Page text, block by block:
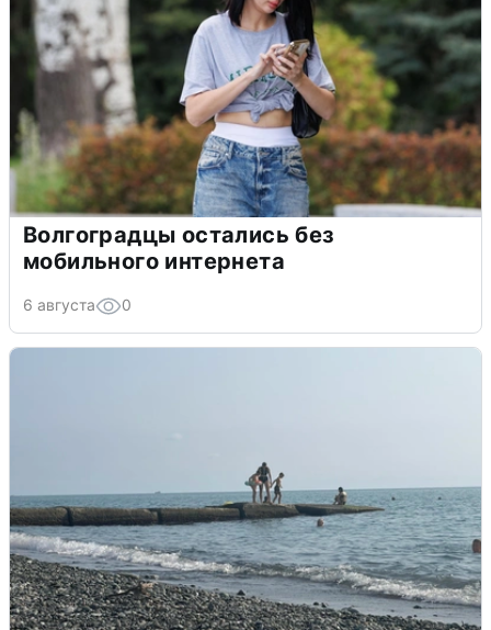
Волгоградцы остались без
мобильного интернета
6 августа 0